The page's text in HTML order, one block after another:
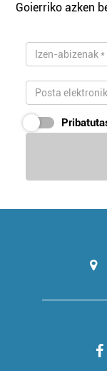
Goierriko azken